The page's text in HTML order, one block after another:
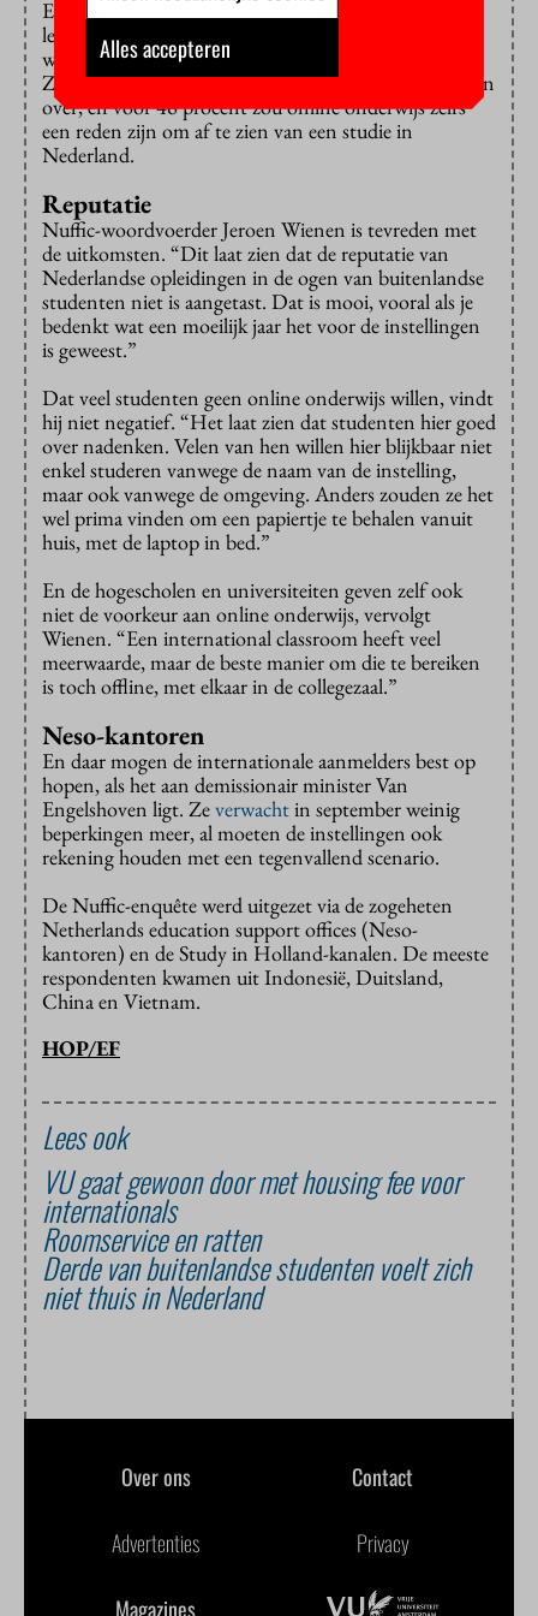
En een niet geheel onbelangrijke vraag is: vinden de
lessen straks als vanouds op de campus plaats, of
worden het weer hele dagen thuis achter de laptop?
Zeven op de tien respondenten maakt zich daar zorgen
over, en voor 46 procent zou online onderwijs zelfs
een reden zijn om af te zien van een studie in
Nederland.
Reputatie
Nuffic-woordvoerder Jeroen Wienen is tevreden met
de uitkomsten. “Dit laat zien dat de reputatie van
Nederlandse opleidingen in de ogen van buitenlandse
studenten niet is aangetast. Dat is mooi, vooral als je
bedenkt wat een moeilijk jaar het voor de instellingen
is geweest.”
Dat veel studenten geen online onderwijs willen, vindt
hij niet negatief. “Het laat zien dat studenten hier goed
over nadenken. Velen van hen willen hier blijkbaar niet
enkel studeren vanwege de naam van de instelling,
maar ook vanwege de omgeving. Anders zouden ze het
wel prima vinden om een papiertje te behalen vanuit
huis, met de laptop in bed.”
En de hogescholen en universiteiten geven zelf ook
niet de voorkeur aan online onderwijs, vervolgt
Wienen. “Een international classroom heeft veel
meerwaarde, maar de beste manier om die te bereiken
is toch offline, met elkaar in de collegezaal.”
Neso-kantoren
En daar mogen de internationale aanmelders best op
hopen, als het aan demissionair minister Van
Engelshoven ligt. Zeverwachtin september weinig
beperkingen meer, al moeten de instellingen ook
rekening houden met een tegenvallend scenario.
De Nuffic-enquête werd uitgezet via de zogeheten
Netherlands education support offices (Neso-
kantoren) en de Study in Holland-kanalen. De meeste
respondenten kwamen uit Indonesië, Duitsland,
China en Vietnam.
HOP/EF
Lees ook
VU gaat gewoon door met housing fee voor
internationals
Roomservice en ratten
Derde van buitenlandse studenten voelt zich
niet thuis in Nederland
Over ons Contact
Advertenties Privacy
Magazines
Alles accepteren